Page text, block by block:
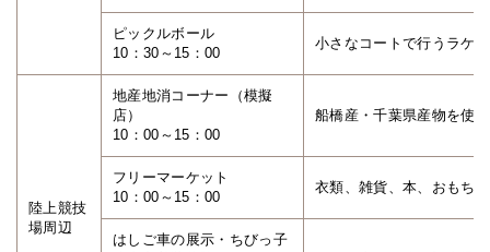
ピックルボール
10：30～15：00
小さなコートで行うラケ
陸上競技
場周辺
地産地消コーナー（模擬
店）
10：00～15：00
船橋産・千葉県産物を使
フリーマーケット
10：00～15：00
衣類、雑貨、本、おもち
はしご車の展示・ちびっ子